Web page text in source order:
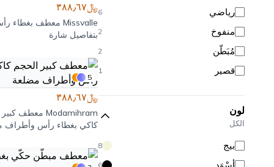
توبات قصيرة
10
48
بنطلونات 133
رياضي 6
منفوخ 2
مُبَطَّن 2
قصير 1
لون
الكل
بيج 8
6
﷼٣٨٨٫٦٧
Missvalle معطف بغطاء
بتفاصيل شارة
5
﷼٣٨٨٫٦٧
Modamihram معطف كبير
كاكي بغطاء رأس وأطراف